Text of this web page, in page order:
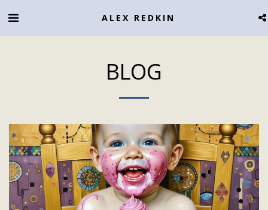
ALEX REDKIN
BLOG